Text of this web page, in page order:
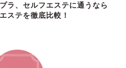
ラ、セルフエステに通うなら
ステを徹底比較！